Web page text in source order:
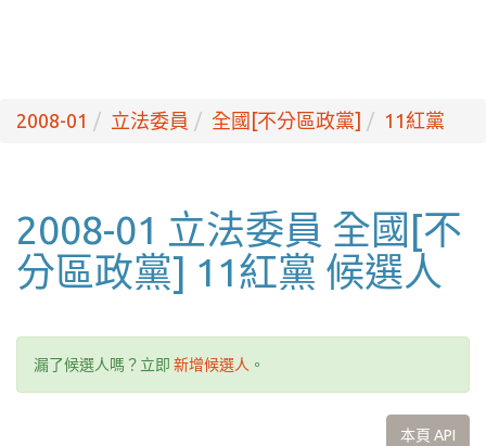
2008-01 立法委員 全國[不分區政黨] 11紅黨
2008-01 立法委員 全國[不
分區政黨] 11紅黨 候選人
漏了候選人嗎？立即 新增候選人 。
本頁 API